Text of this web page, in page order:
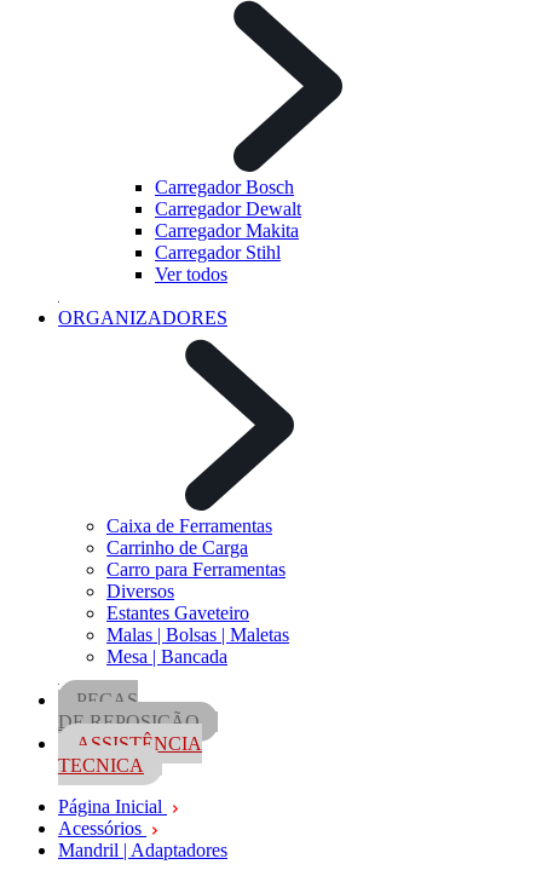
Carregador Bosch
Carregador Dewalt
Carregador Makita
Carregador Stihl
Ver todos
ORGANIZADORES
Caixa de Ferramentas
Carrinho de Carga
Carro para Ferramentas
Diversos
Estantes Gaveteiro
Malas | Bolsas | Maletas
Mesa | Bancada
PEÇAS
DE REPOSIÇÃO
ASSISTÊNCIA
TECNICA
Página Inicial
Acessórios
Mandril | Adaptadores